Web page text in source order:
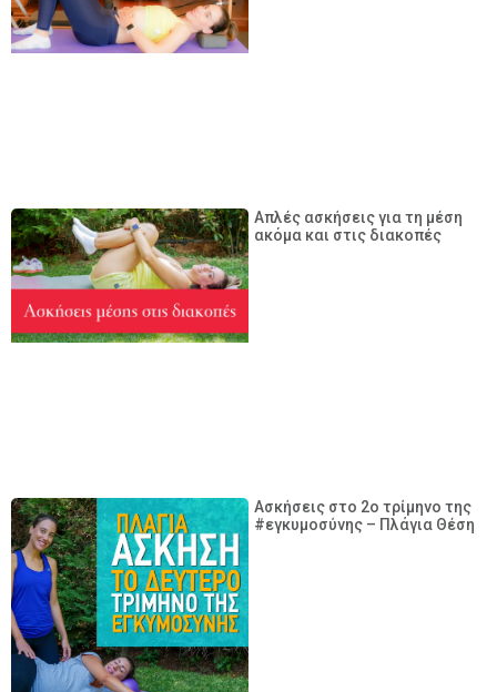
Απλές ασκήσεις για τη μέση
ακόμα και στις διακοπές
Ασκήσεις στο 2ο τρίμηνο της
#εγκυμοσύνης – Πλάγια Θέση